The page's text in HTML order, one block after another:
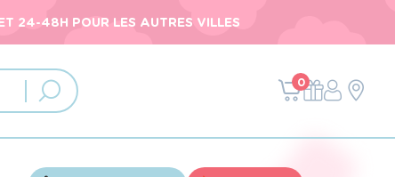
24-48H POUR LES AUTRES VILLES
0